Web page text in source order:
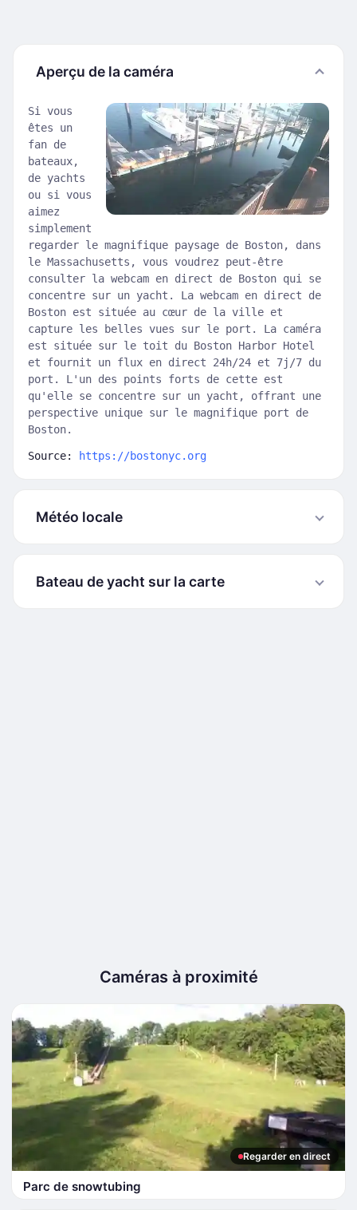
Aperçu de la caméra
Si vous
êtes un
fan de
bateaux,
de yachts
ou si vous
aimez
simplement
regarder le magnifique paysage de Boston, dans
le Massachusetts, vous voudrez peut-être
consulter la webcam en direct de Boston qui se
concentre sur un yacht. La webcam en direct de
Boston est située au cœur de la ville et
capture les belles vues sur le port. La caméra
est située sur le toit du Boston Harbor Hotel
et fournit un flux en direct 24h/24 et 7j/7 du
port. L'un des points forts de cette est
qu'elle se concentre sur un yacht, offrant une
perspective unique sur le magnifique port de
Boston.
Source: https://bostonyc.org
Météo locale
Bateau de yacht sur la carte
Caméras à proximité
Regarder en direct
Parc de snowtubing